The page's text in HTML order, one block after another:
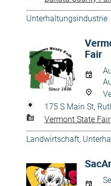
Unterhaltungsindustrie
Fair
175 S Main St,
Vermont State Fair
Landwirtschaft,